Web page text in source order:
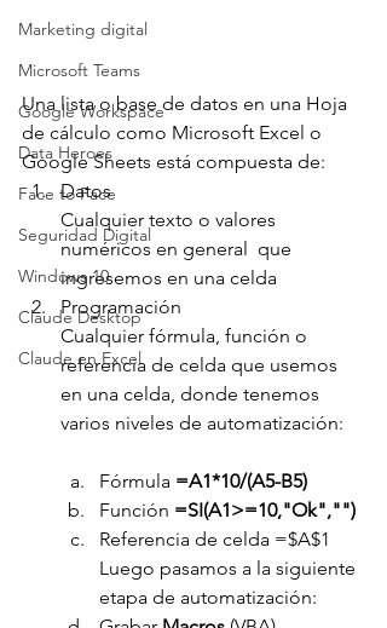
Marketing digital
Microsoft Teams
Google Workspace
Data Heroes
Face to Face
Seguridad Digital
Windows 10
Claude Desktop
Claude en Excel
Una lista o base de datos en una Hoja
de cálculo como Microsoft Excel o
Google Sheets está compuesta de:
Datos
Cualquier texto o valores
numéricos en general  que
ingresemos en una celda
Programación
Cualquier fórmula, función o
referencia de celda que usemos
en una celda, donde tenemos
varios niveles de automatización:
Fórmula =A1*10/(A5-B5)
Función =SI(A1>=10,"Ok","")
Referencia de celda =$A$1
Luego pasamos a la siguiente
etapa de automatización: